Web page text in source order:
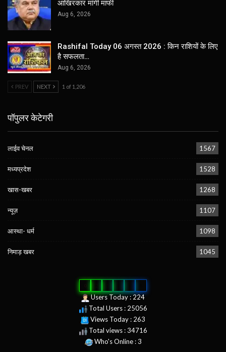
आखिरकार मांगी माफी
Aug 6, 2026
Rashifal Today 06 अगस्त 2026 : किन राशियों के लिए
है सफलता…
Aug 6, 2026
PREV NEXT 1 of 1,206
पॉपुलर केटेगरी
लाईव चेनल 1567
मध्यप्रदेश 1528
खास-खबर 1268
न्यूज़ 1107
आस्था- धर्म 1098
निमाड़ खबर 1045
Users Today : 224
Total Users : 25056
Views Today : 263
Total views : 34716
Who's Online : 3